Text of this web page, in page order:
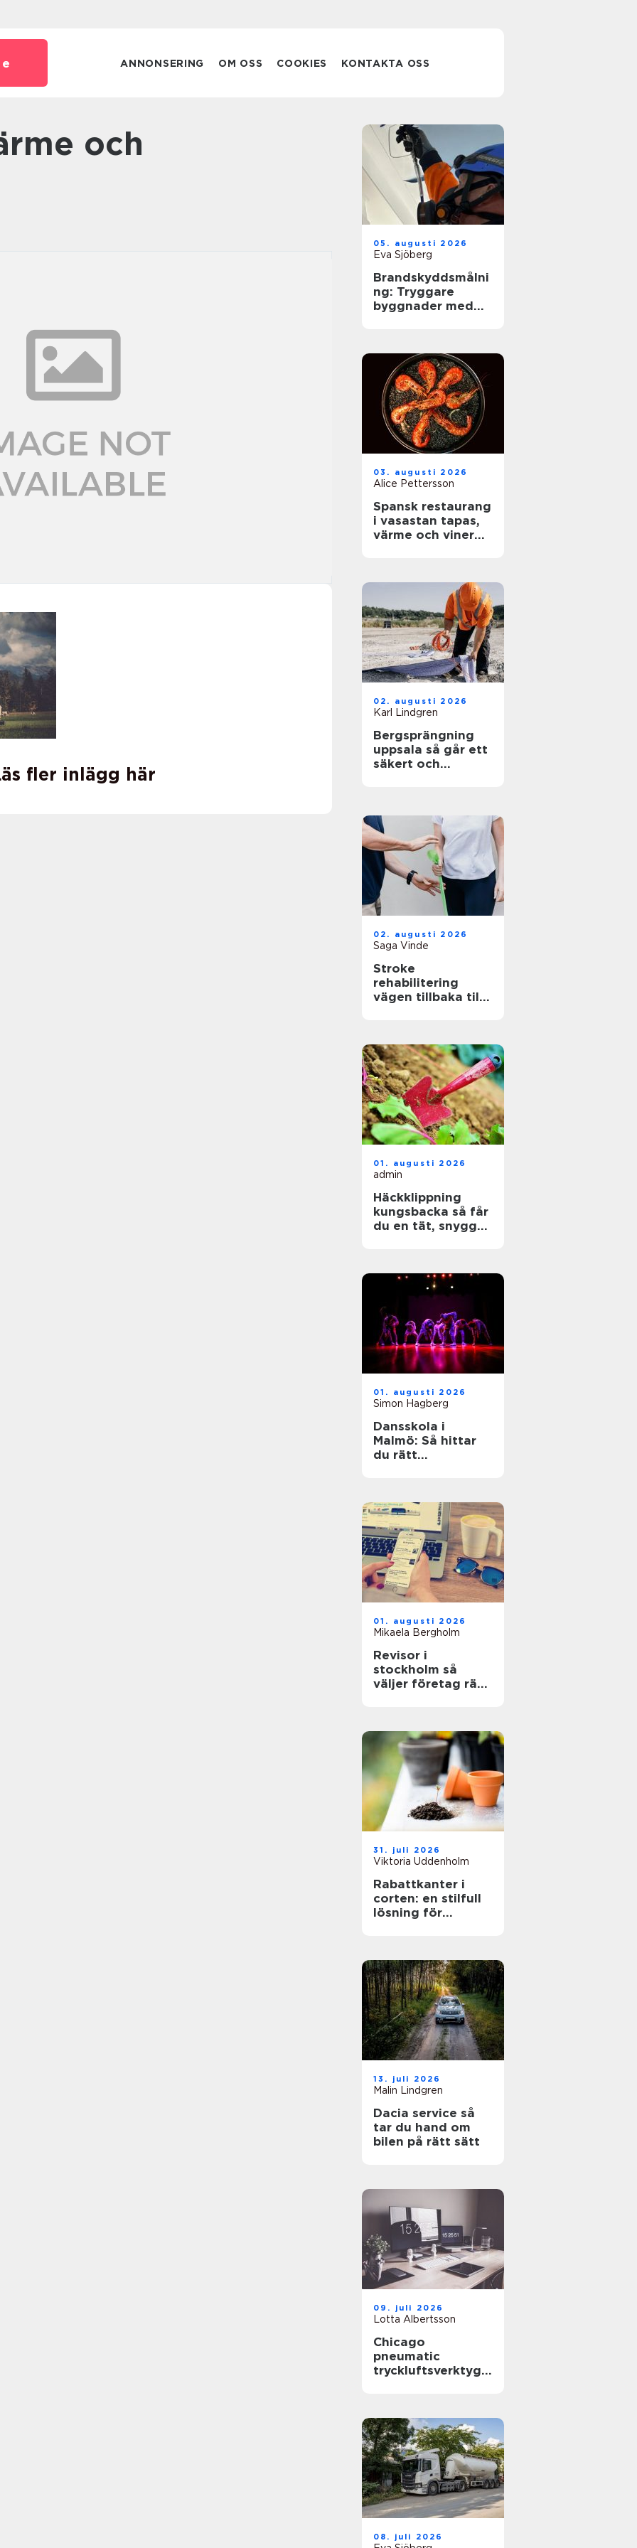
ANNONSERING OM OSS COOKIES KONTAKTA OSS
fler inlägg här
05. augusti 2026
Eva Sjöberg
Brandskyddsmålni
ng: Tryggare
byggnader med
03. augusti 2026
Alice Pettersson
Spansk restaurang
i vasastan tapas,
värme och viner
02. augusti 2026
Karl Lindgren
Bergsprängning
uppsala så går ett
säkert och
02. augusti 2026
Saga Vinde
Stroke
rehabilitering
vägen tillbaka till
01. augusti 2026
admin
Häckklippning
kungsbacka så får
du en tät, snygg
01. augusti 2026
Simon Hagberg
Dansskola i
Malmö: Så hittar
du rätt
vuxna
01. augusti 2026
Mikaela Bergholm
Revisor i
stockholm så
väljer företag rätt
31. juli 2026
Viktoria Uddenholm
Rabattkanter i
corten: en stilfull
lösning för
13. juli 2026
Malin Lindgren
Dacia service så
tar du hand om
bilen på rätt sätt
09. juli 2026
Lotta Albertsson
Chicago
pneumatic
tryckluftsverktyg
08. juli 2026